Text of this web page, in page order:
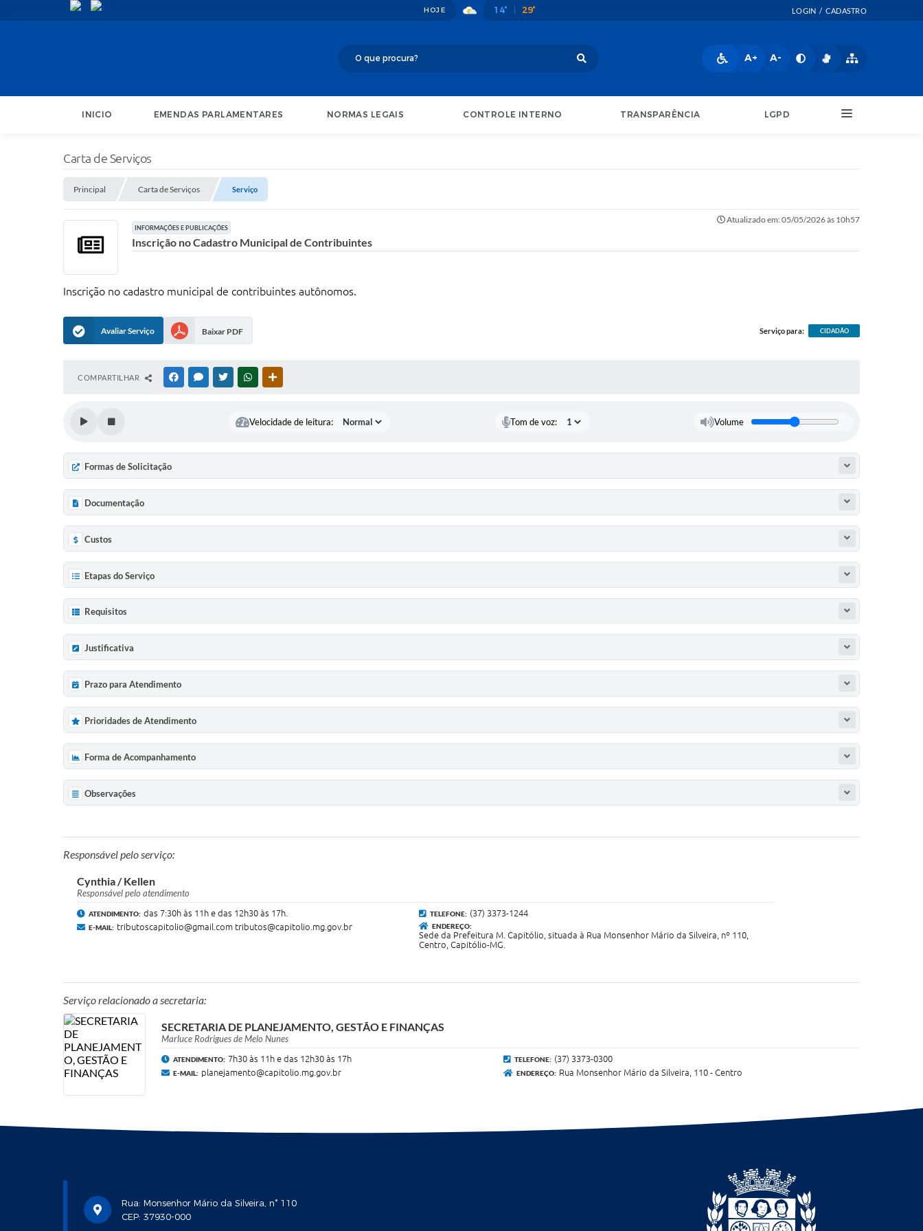
LOGIN / CADASTRO
A+ A-
HOJE 14° 29°
INICIO EMENDAS PARLAMENTARES NORMAS LEGAIS CONTROLE INTERNO TRANSPARÊNCIA LGPD
Carta de Serviços
Principal Carta de Serviços Serviço
Atualizado em: 05/05/2026 às 10h57
INFORMAÇÕES E PUBLICAÇÕES
Inscrição no Cadastro Municipal de Contribuintes
Inscrição no cadastro municipal de contribuintes autônomos.
Avaliar Serviço Baixar PDF Serviço para: CIDADÃO
COMPARTILHAR FACEBOOKMESSENGER
TWITTERWHATSAPP
Velocidade de leitura: Tom de voz: Volume
Formas de Solicitação
Documentação
Custos
Etapas do Serviço
Requisitos
Justificativa
Prazo para Atendimento
Prioridades de Atendimento
Forma de Acompanhamento
Observações
Responsável pelo serviço:
Cynthia / Kellen
Responsável pelo atendimento
ATENDIMENTO: das 7:30h às 11h e das 12h30 às 17h. TELEFONE: (37) 3373-1244
E-MAIL: tributoscapitolio@gmail.com tributos@capitolio.mg.gov.br ENDEREÇO:
Sede da Prefeitura M. Capitólio, situada à Rua Monsenhor Mário da Silveira, nº 110,
Centro, Capitólio-MG.
Serviço relacionado a secretaria:
SECRETARIA DE PLANEJAMENTO, GESTÃO E FINANÇAS
Marluce Rodrigues de Melo Nunes
ATENDIMENTO: 7h30 às 11h e das 12h30 às 17h TELEFONE: (37) 3373-0300
E-MAIL: planejamento@capitolio.mg.gov.br ENDEREÇO: Rua Monsenhor Mário da Silveira, 110 - Centro
Rua: Monsenhor Mário da Silveira, n° 110
CEP: 37930-000